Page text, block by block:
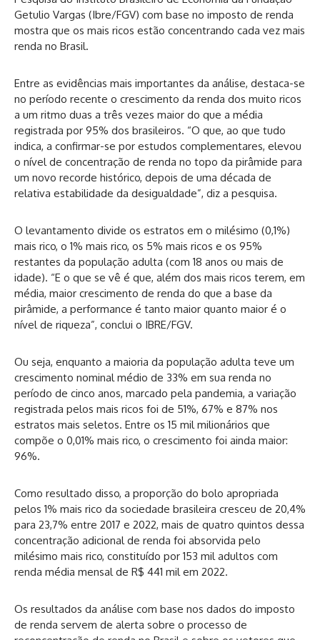
Getulio Vargas (Ibre/FGV) com base no imposto de renda
mostra que os mais ricos estão concentrando cada vez mais
renda no Brasil.
Entre as evidências mais importantes da análise, destaca-se
no período recente o crescimento da renda dos muito ricos
a um ritmo duas a três vezes maior do que a média
registrada por 95% dos brasileiros. “O que, ao que tudo
indica, a confirmar-se por estudos complementares, elevou
o nível de concentração de renda no topo da pirâmide para
um novo recorde histórico, depois de uma década de
relativa estabilidade da desigualdade”, diz a pesquisa.
O levantamento divide os estratos em o milésimo (0,1%)
mais rico, o 1% mais rico, os 5% mais ricos e os 95%
restantes da população adulta (com 18 anos ou mais de
idade). “E o que se vê é que, além dos mais ricos terem, em
média, maior crescimento de renda do que a base da
pirâmide, a performance é tanto maior quanto maior é o
nível de riqueza”, conclui o IBRE/FGV.
Ou seja, enquanto a maioria da população adulta teve um
crescimento nominal médio de 33% em sua renda no
período de cinco anos, marcado pela pandemia, a variação
registrada pelos mais ricos foi de 51%, 67% e 87% nos
estratos mais seletos. Entre os 15 mil milionários que
compõe o 0,01% mais rico, o crescimento foi ainda maior:
96%.
Como resultado disso, a proporção do bolo apropriada
pelos 1% mais rico da sociedade brasileira cresceu de 20,4%
para 23,7% entre 2017 e 2022, mais de quatro quintos dessa
concentração adicional de renda foi absorvida pelo
milésimo mais rico, constituído por 153 mil adultos com
renda média mensal de R$ 441 mil em 2022.
Os resultados da análise com base nos dados do imposto
de renda servem de alerta sobre o processo de